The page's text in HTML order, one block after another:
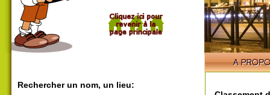
Rechercher un nom, un lieu: